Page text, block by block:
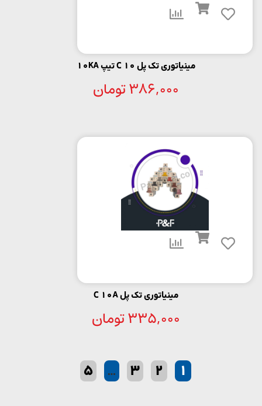
مینیاتوری تک پل C 10 تیپ 10KA
386,000تومان
مینیاتوری تک پل C 10A
335,000تومان
2
3
…
5